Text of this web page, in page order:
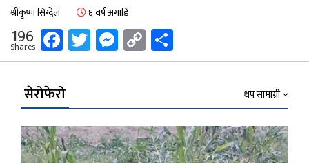
श्रीकृष्ण सिग्देल ६ वर्ष अगाडि
196
Shares Facebook
Twitter
Messenger
Copy
Link
सेरोफेरो थप सामाग्री